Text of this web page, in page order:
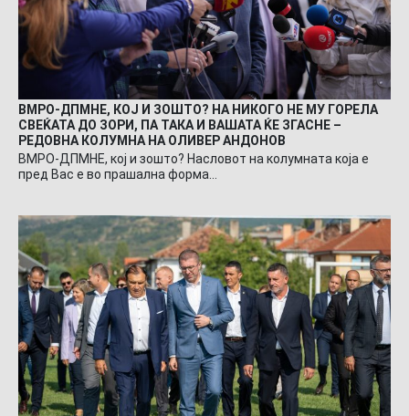
ВМРО-ДПМНЕ, КОЈ И ЗОШТО? НА НИКОГО НЕ МУ ГОРЕЛА
СВЕЌАТА ДО ЗОРИ, ПА ТАКА И ВАШАТА ЌЕ ЗГАСНЕ –
РЕДОВНА КОЛУМНА НА ОЛИВЕР АНДОНОВ
ВМРО-ДПМНЕ, кој и зошто? Насловот на колумната која е
пред Вас е во прашална форма…